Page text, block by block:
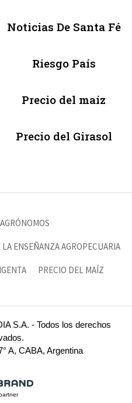
Noticias De Santa Fé
Riesgo País
Precio del maíz
Precio del Girasol
AGRÓNOMOS
LA ENSEÑANZA AGROPECUARIA
PRECIO DEL MAÍZ
S.A. - Todos los derechos
A, CABA, Argentina